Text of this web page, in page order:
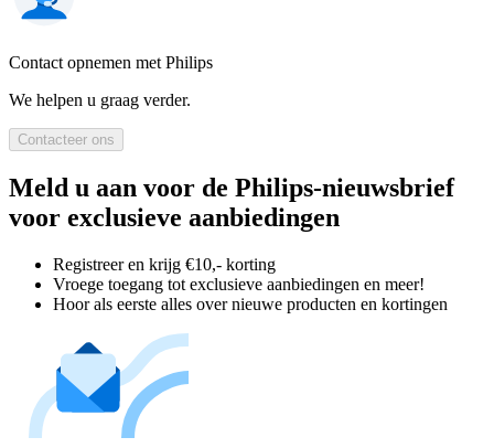
Contact opnemen met Philips
We helpen u graag verder.
Contacteer ons
Meld u aan voor de Philips-nieuwsbrief
voor exclusieve aanbiedingen
Registreer en krijg €10,- korting
Vroege toegang tot exclusieve aanbiedingen en meer!
Hoor als eerste alles over nieuwe producten en kortingen